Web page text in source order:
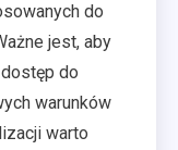
do
jest, aby
do
warunków
warto